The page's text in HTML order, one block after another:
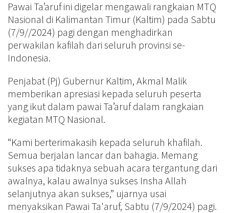
Pawai Ta’aruf ini digelar mengawali rangkaian MTQ
Nasional di Kalimantan Timur (Kaltim) pada Sabtu
(7/9//2024) pagi dengan menghadirkan
perwakilan kafilah dari seluruh provinsi se-
Indonesia.
Penjabat (Pj) Gubernur Kaltim, Akmal Malik
memberikan apresiasi kepada seluruh peserta
yang ikut dalam pawai Ta’aruf dalam rangkaian
kegiatan MTQ Nasional.
“Kami berterimakasih kepada seluruh khafilah.
Semua berjalan lancar dan bahagia. Memang
sukses apa tidaknya sebuah acara tergantung dari
awalnya, kalau awalnya sukses Insha Allah
selanjutnya akan sukses,” ujarnya usai
menyaksikan Pawai Ta'aruf, Sabtu (7/9/2024) pagi.